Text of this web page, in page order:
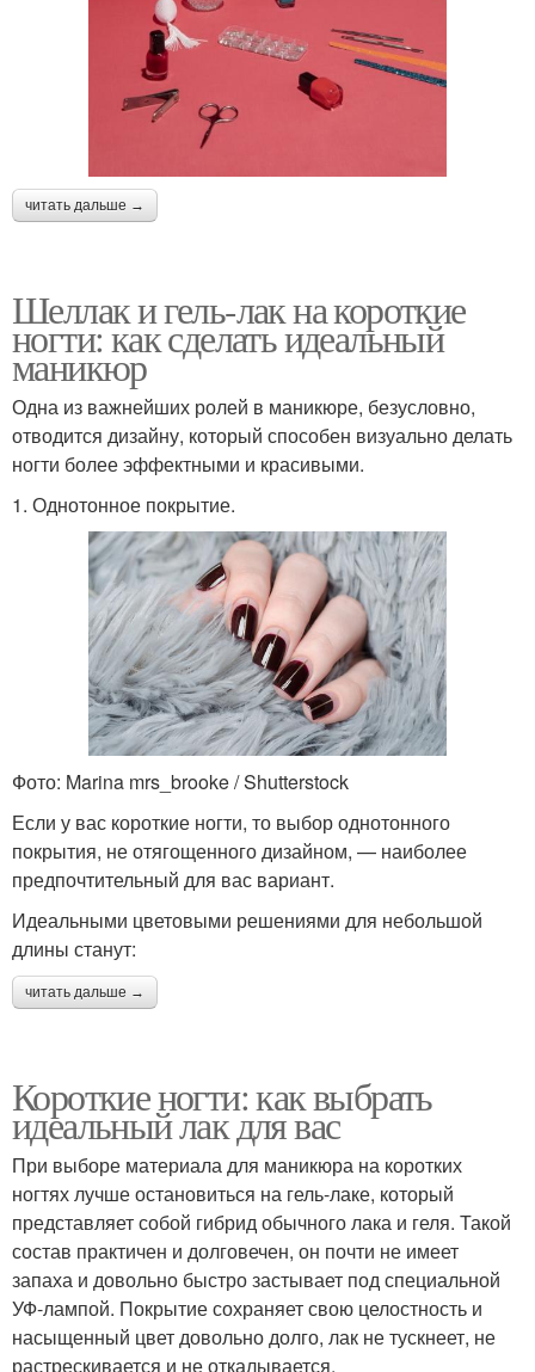
читать дальше →
Шеллак и гель-лак на короткие
ногти: как сделать идеальный
маникюр
Одна из важнейших ролей в маникюре, безусловно,
отводится дизайну, который способен визуально делать
ногти более эффектными и красивыми.
1. Однотонное покрытие.
Фото: Marina mrs_brooke / Shutterstock
Если у вас короткие ногти, то выбор однотонного
покрытия, не отягощенного дизайном, — наиболее
предпочтительный для вас вариант.
Идеальными цветовыми решениями для небольшой
длины станут:
читать дальше →
Короткие ногти: как выбрать
идеальный лак для вас
При выборе материала для маникюра на коротких
ногтях лучше остановиться на гель-лаке, который
представляет собой гибрид обычного лака и геля. Такой
состав практичен и долговечен, он почти не имеет
запаха и довольно быстро застывает под специальной
УФ-лампой. Покрытие сохраняет свою целостность и
насыщенный цвет довольно долго, лак не тускнеет, не
растрескивается и не откалывается.